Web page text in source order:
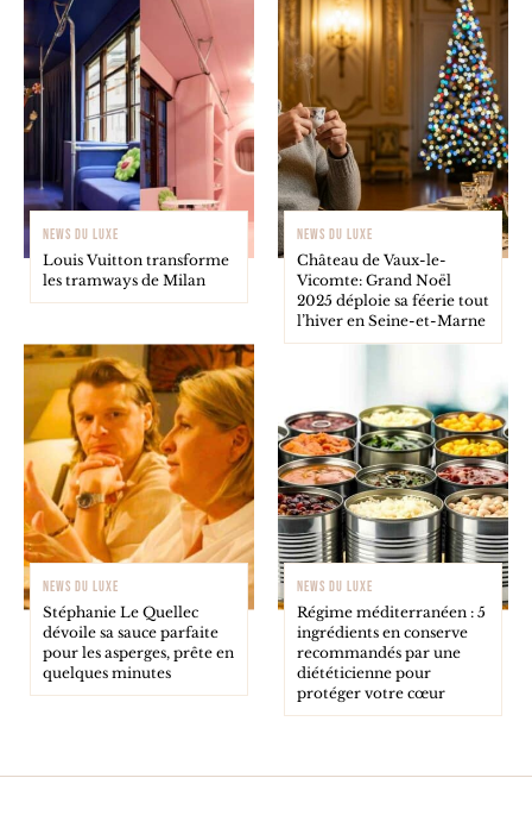
NEWS DU LUXE
Louis Vuitton transforme
les tramways de Milan
NEWS DU LUXE
Château de Vaux-le-
Vicomte: Grand Noël
2025 déploie sa féerie tout
l’hiver en Seine-et-Marne
NEWS DU LUXE
Stéphanie Le Quellec
dévoile sa sauce parfaite
pour les asperges, prête en
quelques minutes
NEWS DU LUXE
Régime méditerranéen : 5
ingrédients en conserve
recommandés par une
diététicienne pour
protéger votre cœur